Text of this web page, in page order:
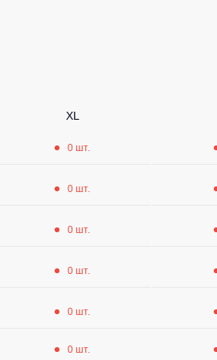
Шорты повседневные
XL
0 шт.
0 шт.
0 шт.
0 шт.
0 шт.
0 шт.